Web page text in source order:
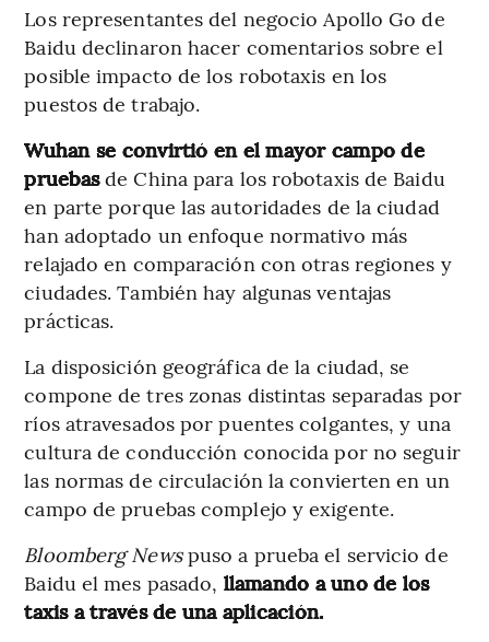
Los representantes del negocio Apollo Go de
Baidu declinaron hacer comentarios sobre el
posible impacto de los robotaxis en los
puestos de trabajo.
Wuhan se convirtió en el mayor campo de
pruebasde China para los robotaxis de Baidu
en parte porque las autoridades de la ciudad
han adoptado un enfoque normativo más
relajado en comparación con otras regiones y
ciudades. También hay algunas ventajas
prácticas.
La disposición geográfica de la ciudad, se
compone de tres zonas distintas separadas por
ríos atravesados por puentes colgantes, y una
cultura de conducción conocida por no seguir
las normas de circulación la convierten en un
campo de pruebas complejo y exigente.
Bloomberg Newspuso a prueba el servicio de
Baidu el mes pasado, llamando a uno de los
taxis a través de una aplicación.